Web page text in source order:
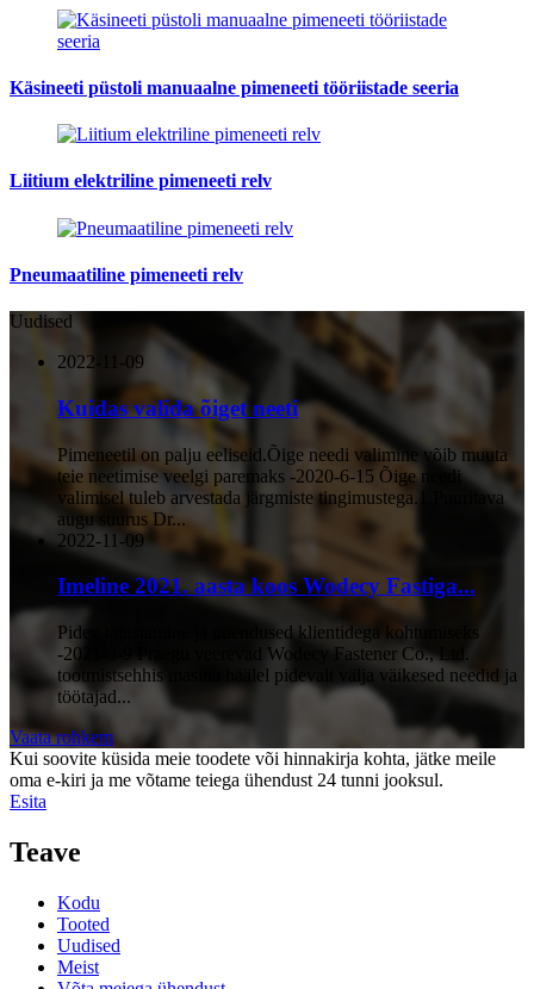
Käsineeti püstoli manuaalne pimeneeti tööriistade seeria
Liitium elektriline pimeneeti relv
Pneumaatiline pimeneeti relv
Uudised
2022-11-09
Kuidas valida õiget neeti
Pimeneetil on palju eeliseid.Õige needi valimine võib muuta
teie neetimise veelgi paremaks -2020-6-15 Õige needi
valimisel tuleb arvestada järgmiste tingimustega.1.Puuritava
augu suurus Dr...
2022-11-09
Imeline 2021. aasta koos Wodecy Fastiga...
Pidev täiustamine ja uuendused klientidega kohtumiseks
-2021-3-9 Praegu veerevad Wodecy Fastener Co., Ltd.
tootmistsehhis masina häälel pidevalt välja väikesed needid ja
töötajad...
Vaata rohkem
Kui soovite küsida meie toodete või hinnakirja kohta, jätke meile
oma e-kiri ja me võtame teiega ühendust 24 tunni jooksul.
Esita
Teave
Kodu
Tooted
Uudised
Meist